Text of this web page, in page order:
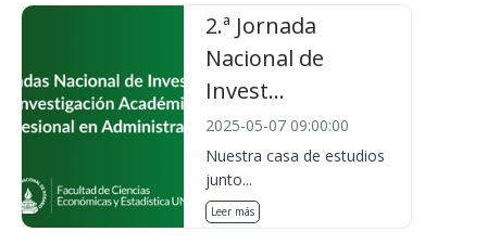
2.ª Jornada
Nacional de
Invest...
2025-05-07 09:00:00
Nuestra casa de estudios
junto...
Leer más